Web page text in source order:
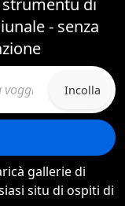
di
- senza
Incolla
gallerie di
situ di ospiti di